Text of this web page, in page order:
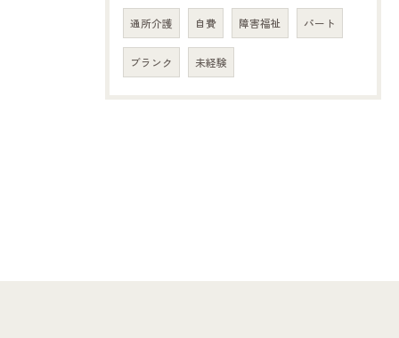
通所介護 自費 障害福祉 パート
ブランク 未経験